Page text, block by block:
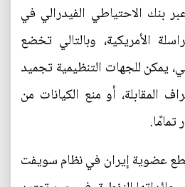
بنك الاحتياطي الفيدرالي في
الأمريكية، وبالتالي تخضع
يمكن للجهات التنظيمية تجميد
المقابلة، أو منع الكيانات من
تمامًا.
عضوية إيران في نظام سويفت